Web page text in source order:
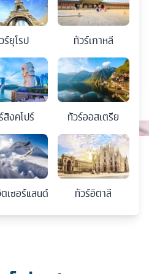
ร์ยุโรป ทัวร์เกาหลี
สิงคโปร์ ทัวร์ออสเตรีย
เซอร์แลนด์ ทัวร์อิตาลี